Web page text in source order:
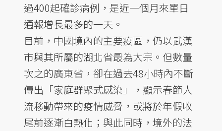
過400起確診病例，是近一個月來單日
通報增長最多的一天。
目前，中國境內的主要疫區，仍以武漢
市與其所屬的湖北省最為大宗。但數量
次之的廣東省，卻在過去48小時內不斷
傳出「家庭群聚式感染」，顯示春節人
流移動帶來的疫情威脅，或將於年假收
尾前逐漸白熱化；與此同時，境外的法